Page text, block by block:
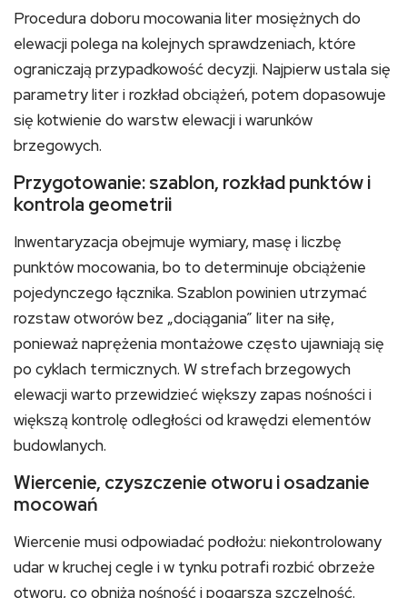
Procedura doboru mocowania liter mosiężnych do
elewacji polega na kolejnych sprawdzeniach, które
ograniczają przypadkowość decyzji. Najpierw ustala się
parametry liter i rozkład obciążeń, potem dopasowuje
się kotwienie do warstw elewacji i warunków
brzegowych.
Przygotowanie: szablon, rozkład punktów i
kontrola geometrii
Inwentaryzacja obejmuje wymiary, masę i liczbę
punktów mocowania, bo to determinuje obciążenie
pojedynczego łącznika. Szablon powinien utrzymać
rozstaw otworów bez „dociągania” liter na siłę,
ponieważ naprężenia montażowe często ujawniają się
po cyklach termicznych. W strefach brzegowych
elewacji warto przewidzieć większy zapas nośności i
większą kontrolę odległości od krawędzi elementów
budowlanych.
Wiercenie, czyszczenie otworu i osadzanie
mocowań
Wiercenie musi odpowiadać podłożu: niekontrolowany
udar w kruchej cegle i w tynku potrafi rozbić obrzeże
otworu, co obniża nośność i pogarsza szczelność.